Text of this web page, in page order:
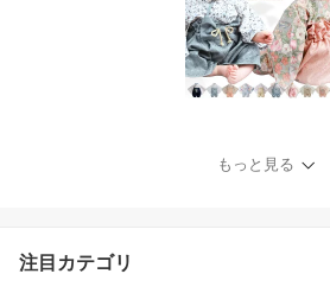
もっと見る
注目カテゴリ